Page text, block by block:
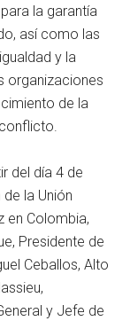
la garantía
así como las
y la
organizaciones
de la
del día 4 de
la Unión
en Colombia,
Presidente de
Ceballos, Alto
y Jefe de